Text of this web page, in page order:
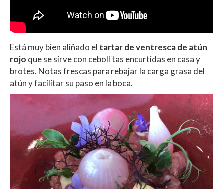
Está muy bien aliñado el tartar de ventresca de atún
rojo que se sirve con cebollitas encurtidas en casa y
brotes. Notas frescas para rebajar la carga grasa del
atún y facilitar su paso en la boca.